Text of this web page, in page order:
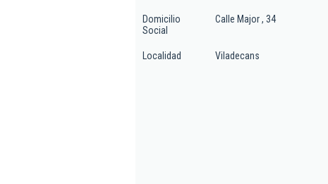
Domicilio
Social
Calle Major , 34
Localidad Viladecans